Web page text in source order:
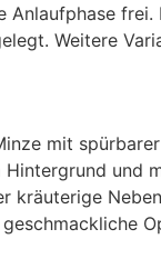
Weitere
mit